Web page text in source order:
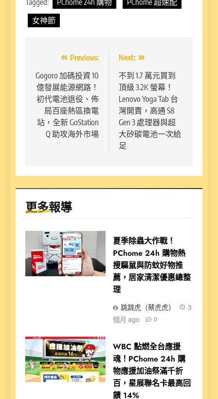
Tagged: PChome 24h 購物
PChome 超速配
女神節
章
導
覽
Previous:
Gogoro 加碼投資 10
億發展能源網路！
初代電池退役、佈
局百座熱區換電
站，全新 GoStation
Q 助攻海外市場
Next:
不到 1.7 萬元買到
頂級 3.2K 螢幕！
Lenovo Yoga Tab 台
灣開賣，高通 S8
Gen 3 處理器與超
大矽碳電池一次給
足
更多報導
夏季除蟲大作戰！
PChome 24h 購物熱
搜驅鼠與防蚊好物推
薦，居家清潔優惠總整
理
跳跳虎（蔡虎虎）
3
個月 ago
0
WBC 點燃全台應援
魂！PChome 24h 購
物應援加油祭滿千折
百，星展聯名卡最高回
饋 14%